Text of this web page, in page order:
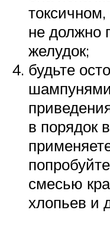
не должно
желудок;
будьте
в порядок
смесью
хлопьев и